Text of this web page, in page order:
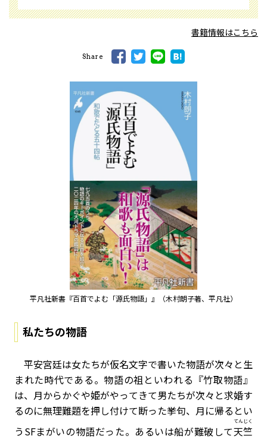
書籍情報はこちら
Share
平凡社新書『百首でよむ「源氏物語」』（木村朗子著、平凡社）
私たちの物語
平安宮廷は女たちが仮名文字で書いた物語が次々と生
まれた時代である。物語の祖といわれる『竹取物語』
は、月からかぐや姫がやってきて男たちが次々と求婚す
るのに無理難題を押し付けて断った挙句、月に帰るとい
うSFまがいの物語だった。あるいは船が難破して天竺
てんじく